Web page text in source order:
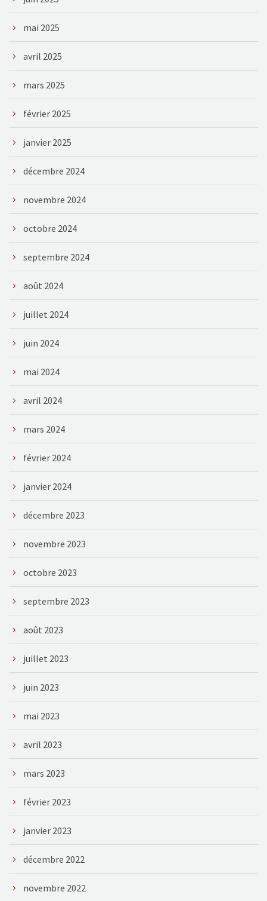
mai 2025
avril 2025
mars 2025
février 2025
janvier 2025
décembre 2024
novembre 2024
octobre 2024
septembre 2024
août 2024
juillet 2024
juin 2024
mai 2024
avril 2024
mars 2024
février 2024
janvier 2024
décembre 2023
novembre 2023
octobre 2023
septembre 2023
août 2023
juillet 2023
juin 2023
mai 2023
avril 2023
mars 2023
février 2023
janvier 2023
décembre 2022
novembre 2022